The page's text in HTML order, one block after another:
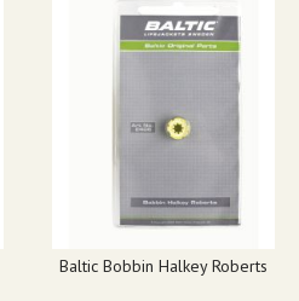
Baltic Bobbin Halkey Roberts